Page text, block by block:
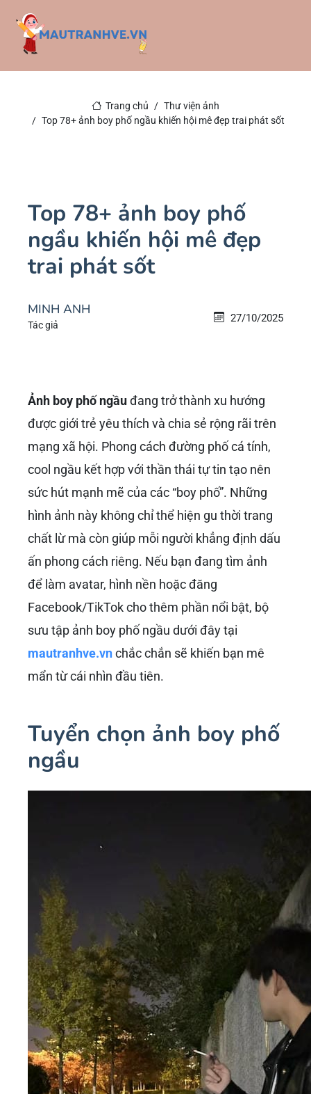
Trang chủ
Thư viện ảnh
Top 78+ ảnh boy phố ngầu khiến hội mê đẹp trai phát sốt
Top 78+ ảnh boy phố
ngầu khiến hội mê đẹp
trai phát sốt
MINH ANH
Tác giả
27/10/2025
Ảnh boy phố ngầuđang trở thành xu hướng
được giới trẻ yêu thích và chia sẻ rộng rãi trên
mạng xã hội. Phong cách đường phố cá tính,
cool ngầu kết hợp với thần thái tự tin tạo nên
sức hút mạnh mẽ của các “boy phố”. Những
hình ảnh này không chỉ thể hiện gu thời trang
chất lừ mà còn giúp mỗi người khẳng định dấu
ấn phong cách riêng. Nếu bạn đang tìm ảnh
để làm avatar, hình nền hoặc đăng
Facebook/TikTok cho thêm phần nổi bật, bộ
sưu tập ảnh boy phố ngầu dưới đây tại
mautranhve.vnchắc chắn sẽ khiến bạn mê
mẩn từ cái nhìn đầu tiên.
Tuyển chọn ảnh boy phố
ngầu